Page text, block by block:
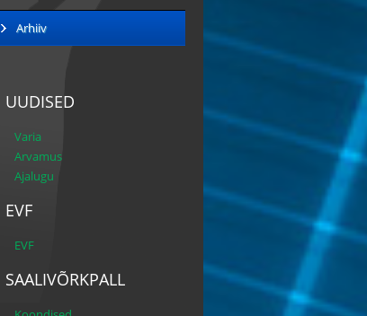
Arhiiv
UUDISED
Varia
Arvamus
Ajalugu
EVF
EVF
SAALIVÕRKPALL